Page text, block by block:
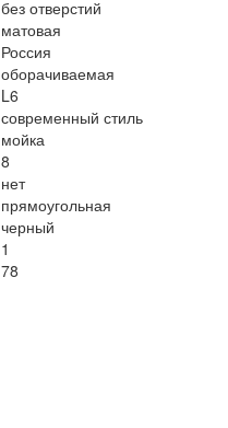
без отверстий
матовая
Россия
оборачиваемая
L6
современный стиль
мойка
8
нет
прямоугольная
черный
1
78